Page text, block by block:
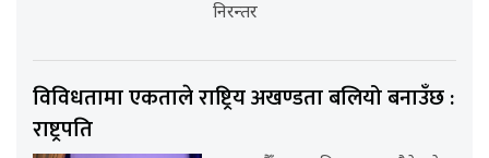
निरन्तर
विविधतामा एकताले राष्ट्रिय अखण्डता बलियो बनाउँछ :
राष्ट्रपति